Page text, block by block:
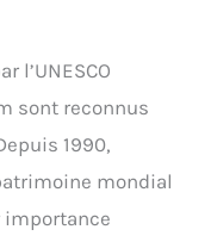
l’UNESCO
sont reconnus
1990,
mondial
importance